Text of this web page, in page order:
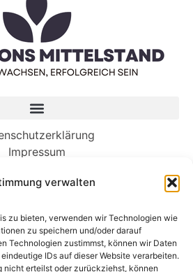
verwalten
zu bieten, verwenden wir Technologien wie
zu speichern und/oder darauf
Technologien zustimmst, können wir Daten
IDs auf dieser Website verarbeiten.
nicht erteilst oder zurückziehst, können
Impressum
– und Wunder – der Ozeane
erreichen
dass Ihr Unternehmen in KI